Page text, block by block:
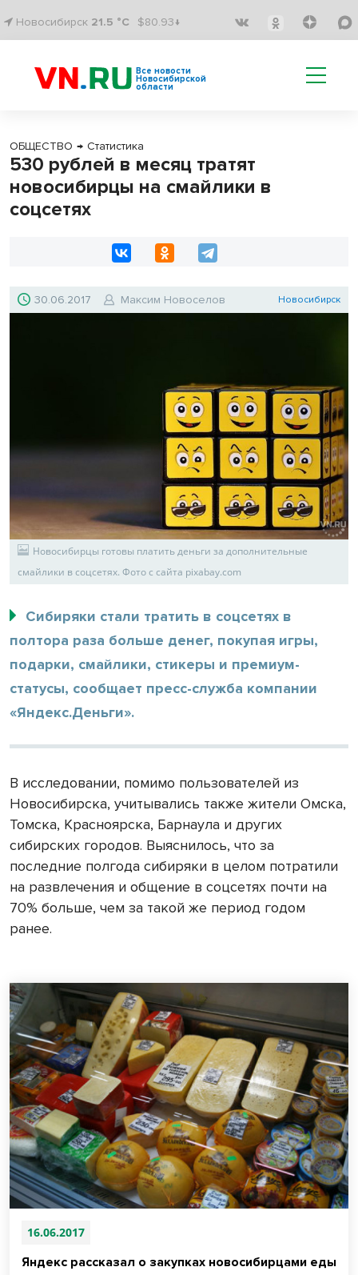
Новосибирск 21.5 °C $80.93↓
Все новости
Новосибирской
области
ОБЩЕСТВО → Статистика
530 рублей в месяц тратят
новосибирцы на смайлики в
соцсетях
30.06.2017 Максим Новоселов Новосибирск
Новосибирцы готовы платить деньги за дополнительные
смайлики в соцсетях. Фото с сайта pixabay.com
Сибиряки стали тратить в соцсетях в
полтора раза больше денег, покупая игры,
подарки, смайлики, стикеры и премиум-
статусы, сообщает пресс-служба компании
«Яндекс.Деньги».
В исследовании, помимо пользователей из
Новосибирска, учитывались также жители Омска,
Томска, Красноярска, Барнаула и других
сибирских городов. Выяснилось, что за
последние полгода сибиряки в целом потратили
на развлечения и общение в соцсетях почти на
70% больше, чем за такой же период годом
ранее.
16.06.2017
Яндекс рассказал о закупках новосибирцами еды